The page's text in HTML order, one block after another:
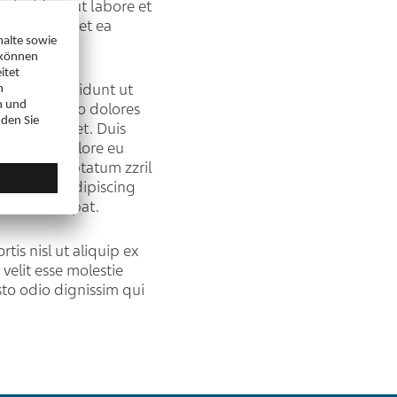
invidunt ut labore et
dolores et ea
amet.
tempor invidunt ut
et justo duo dolores
sit amet. Duis
illum dolore eu
luptatum zzril
adipiscing
erat volutpat.
nisl ut aliquip ex
esse molestie
odio dignissim qui